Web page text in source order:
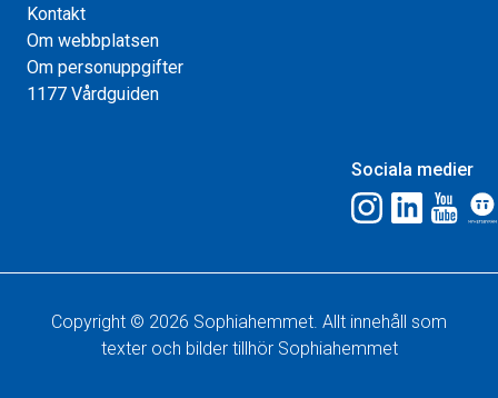
Kontakt
Om webbplatsen
Om personuppgifter
1177 Vårdguiden
Sociala medier
Copyright © 2026 Sophiahemmet. Allt innehåll som
texter och bilder tillhör Sophiahemmet